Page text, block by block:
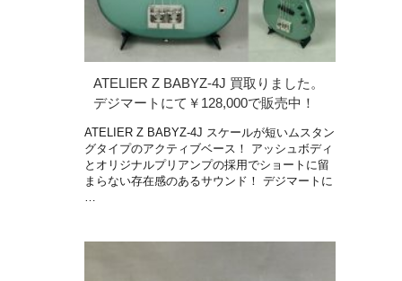
ATELIER Z BABYZ-4J 買取りました。
デジマートにて￥128,000で販売中！
ATELIER Z BABYZ-4J スケールが短いムスタン
グタイプのアクティブベース！ アッシュボディ
とオリジナルプリアンプの採用でショートに留
まらない存在感のあるサウンド！ デジマートに